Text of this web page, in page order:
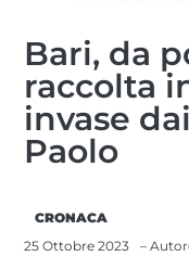
Bari, da
raccolta
invase
Paolo
CRONACA
25 Ottobre 2023
–